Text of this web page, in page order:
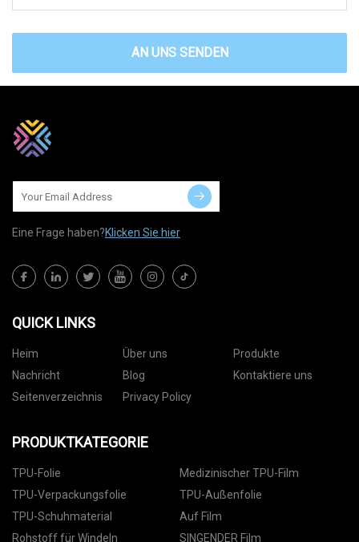
AN UNS SENDEN
Eine Frage haben?Klicken Sie hier
QUICK LINKS
Heim Über uns
Produkte
Nachricht
Blog
Kontaktiere uns
Seitenverzeichnis
Privacy Policy
PRODUKTKATEGORIE
TPU-Folie
Medizinischer TPU-Film
TPU-Verpackungsfolie
TPU-Außenfolie
TPU-Schuhmaterial
Auf Film
Rohstoff für Windeln
SINGENDER Film